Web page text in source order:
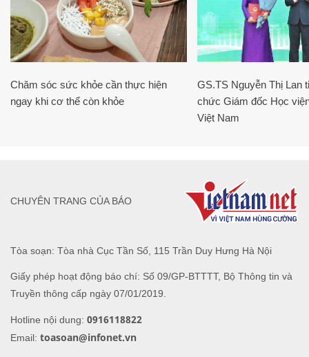
Chăm sóc sức khỏe cần thực hiện
ngay khi cơ thể còn khỏe
GS.TS Nguyễn Thị Lan
chức Giám đốc Học
Việt Nam
Tòa soạn: Tòa nhà Cục Tần Số, 115 Trần Duy Hưng Hà Nội
Giấy phép hoạt động báo chí: Số 09/GP-BTTTT, Bộ Thông tin và
Truyền thông cấp ngày 07/01/2019.
Hotline nội dung: 0916118822
Email: toasoan@infonet.vn
CHUYÊN TRANG CỦA BÁO